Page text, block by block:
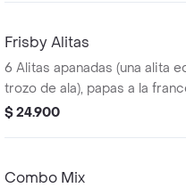
Frisby Alitas
6 Alitas apanadas (una alita
trozo de ala), papas a la
(60 g) y gaseosa (325 ml)
$ 24.900
Combo Mix